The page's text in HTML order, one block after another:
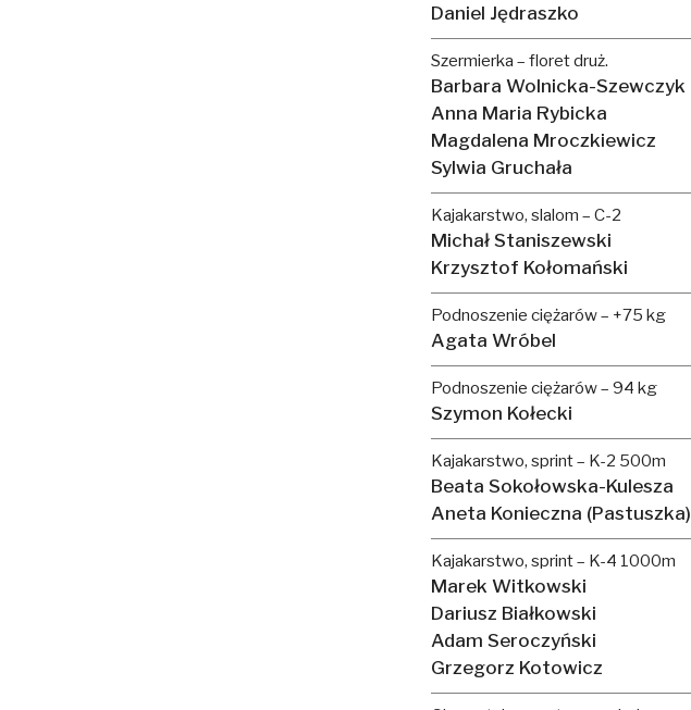
Daniel Jędraszko
Szermierka – floret druż.
Barbara Wolnicka-Szewczyk
Anna Maria Rybicka
Magdalena Mroczkiewicz
Sylwia Gruchała
Kajakarstwo, slalom – C-2
Michał Staniszewski
Krzysztof Kołomański
Podnoszenie ciężarów – +75 kg
Agata Wróbel
Podnoszenie ciężarów – 94 kg
Szymon Kołecki
Kajakarstwo, sprint – K-2 500m
Beata Sokołowska-Kulesza
Aneta Konieczna (Pastuszka)
Kajakarstwo, sprint – K-4 1000m
Marek Witkowski
Dariusz Białkowski
Adam Seroczyński
Grzegorz Kotowicz